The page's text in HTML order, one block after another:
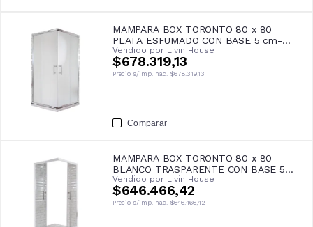
MAMPARA BOX TORONTO 80 x 80
PLATA ESFUMADO CON BASE 5 cm-
GORENA
Vendido por Livin House
$678.319,13
Precio s/imp. nac. $678.319,13
Comparar
MAMPARA BOX TORONTO 80 x 80
BLANCO TRASPARENTE CON BASE 5
cm- GORENA
Vendido por Livin House
$646.466,42
Precio s/imp. nac. $646.466,42